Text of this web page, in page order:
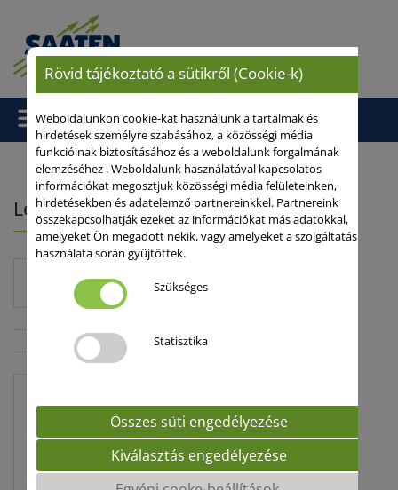
Letöltések
Katalógusok
Őszi fajtakínálat 2026
Rövid tájékoztató a sütikről (Cookie-k)
Weboldalunkon cookie-kat használunk a tartalmak és
hirdetések személyre szabásához, a közösségi média
funkcióinak biztosításához és a weboldalunk forgalmának
elemzéséhez . Weboldalunk használatával kapcsolatos
információkat megosztjuk közösségi média felületeinken,
hirdetésekben és adatelemző partnereinkkel. Partnereink
összekapcsolhatják ezeket az információkat más adatokkal,
amelyeket Ön megadott nekik, vagy amelyeket a szolgáltatás
használata során gyűjtöttek.
Szükséges
Statisztika
Összes süti engedélyezése
Kiválasztás engedélyezése